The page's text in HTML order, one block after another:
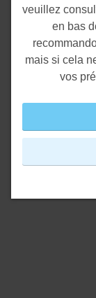
veuillez
en bas
mais si cela
vos